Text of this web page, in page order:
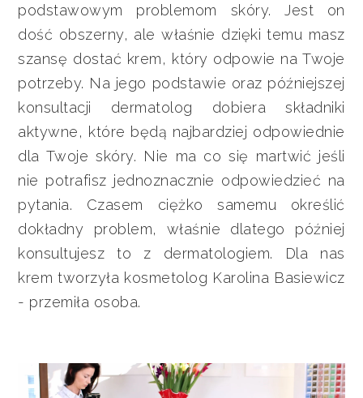
podstawowym problemom skóry. Jest on
dość obszerny, ale właśnie dzięki temu masz
szansę dostać krem, który odpowie na Twoje
potrzeby. Na jego podstawie oraz późniejszej
konsultacji dermatolog dobiera składniki
aktywne, które będą najbardziej odpowiednie
dla Twoje skóry. Nie ma co się martwić jeśli
nie potrafisz jednoznacznie odpowiedzieć na
pytania. Czasem ciężko samemu określić
dokładny problem, właśnie dlatego później
konsultujesz to z dermatologiem. Dla nas
krem tworzyła kosmetolog Karolina Basiewicz
- przemiła osoba.